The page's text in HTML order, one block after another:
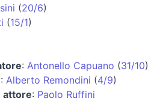
(20/6)
(15/1)
: Antonello Capuano (31/10)
: Alberto Remondini (4/9)
attore: Paolo Ruffini